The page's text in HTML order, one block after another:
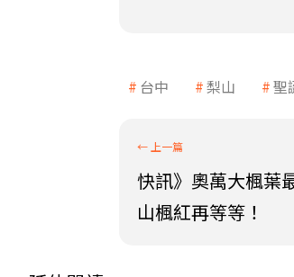
台中 梨山 聖
快訊》奧萬大楓葉
山楓紅再等等！